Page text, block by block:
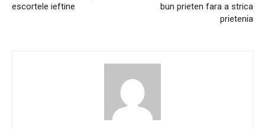
escortele ieftine
bun prieten fara a strica
prietenia